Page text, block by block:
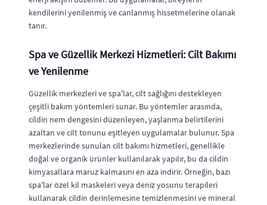
kendilerini yenilenmiş ve canlanmış hissetmelerine olanak
tanır.
Spa ve Güzellik Merkezi Hizmetleri: Cilt Bakımı
ve Yenilenme
Güzellik merkezleri ve spa'lar, cilt sağlığını destekleyen
çeşitli bakım yöntemleri sunar. Bu yöntemler arasında,
cildin nem dengesini düzenleyen, yaşlanma belirtilerini
azaltan ve cilt tonunu eşitleyen uygulamalar bulunur. Spa
merkezlerinde sunulan cilt bakımı hizmetleri, genellikle
doğal ve organik ürünler kullanılarak yapılır, bu da cildin
kimyasallara maruz kalmasını en aza indirir. Örneğin, bazı
spa'lar özel kil maskeleri veya deniz yosunu terapileri
kullanarak cildin derinlemesine temizlenmesini ve mineral